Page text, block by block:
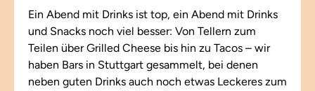
Ein Abend mit Drinks ist top, ein Abend mit Drinks
und Snacks noch viel besser: Von Tellern zum
Teilen über Grilled Cheese bis hin zu Tacos – wir
haben Bars in Stuttgart gesammelt, bei denen
neben guten Drinks auch noch etwas Leckeres zum